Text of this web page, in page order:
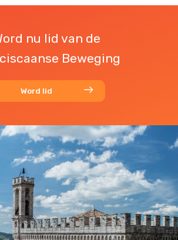
nu lid van de
Beweging
Word lid